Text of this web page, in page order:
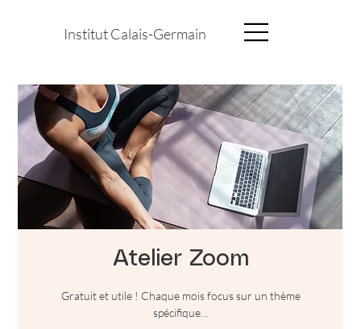
Institut Calais-Germain
Atelier Zoom
Gratuit et utile ! Chaque mois focus sur un thème
spécifique…